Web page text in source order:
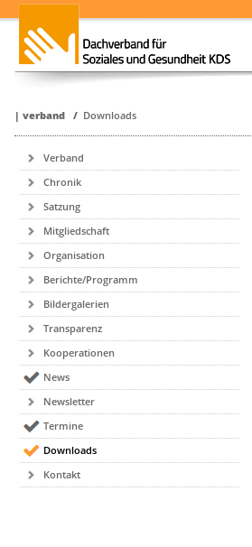
| verband / Downloads
Verband
Chronik
Satzung
Mitgliedschaft
Organisation
Berichte/Programm
Bildergalerien
Transparenz
Kooperationen
News
Newsletter
Termine
Downloads
Kontakt